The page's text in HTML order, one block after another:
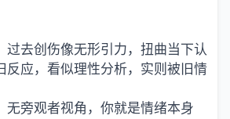
过去创伤像无形引力，扭曲当下认
反应，看似理性分析，实则被旧情
无旁观者视角，你就是情绪本身